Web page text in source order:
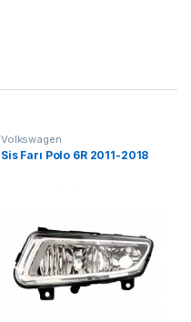
Volkswagen
Sis Farı Polo 6R 2011-2018